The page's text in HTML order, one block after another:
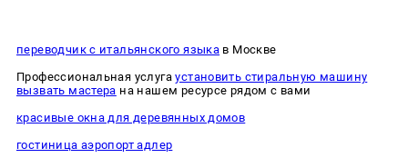
переводчик с итальянского языка в Москве
Профессиональная услугаустановить стиральную машину
вызвать мастера на нашем ресурсе рядом с вами
красивые окна для деревянных домов
гостиница аэропорт адлер